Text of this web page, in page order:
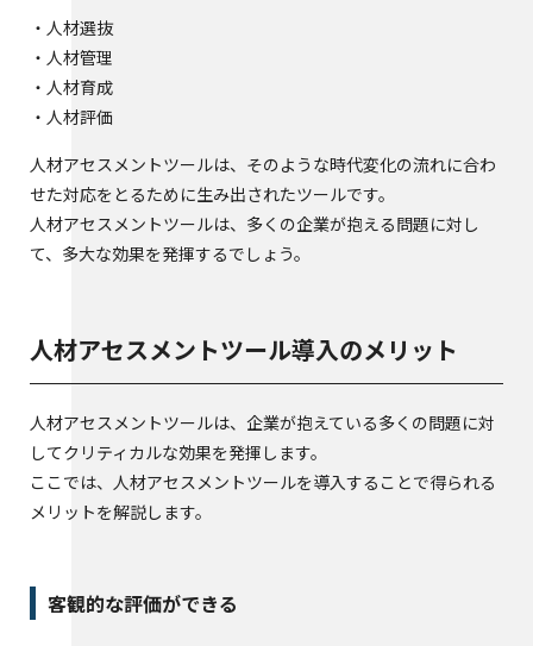
・人材選抜
・人材管理
・人材育成
・人材評価
人材アセスメントツールは、そのような時代変化の流れに合わ
せた対応をとるために生み出されたツールです。
人材アセスメントツールは、多くの企業が抱える問題に対し
て、多大な効果を発揮するでしょう。
人材アセスメントツール導入のメリット
人材アセスメントツールは、企業が抱えている多くの問題に対
してクリティカルな効果を発揮します。
ここでは、人材アセスメントツールを導入することで得られる
メリットを解説します。
客観的な評価ができる